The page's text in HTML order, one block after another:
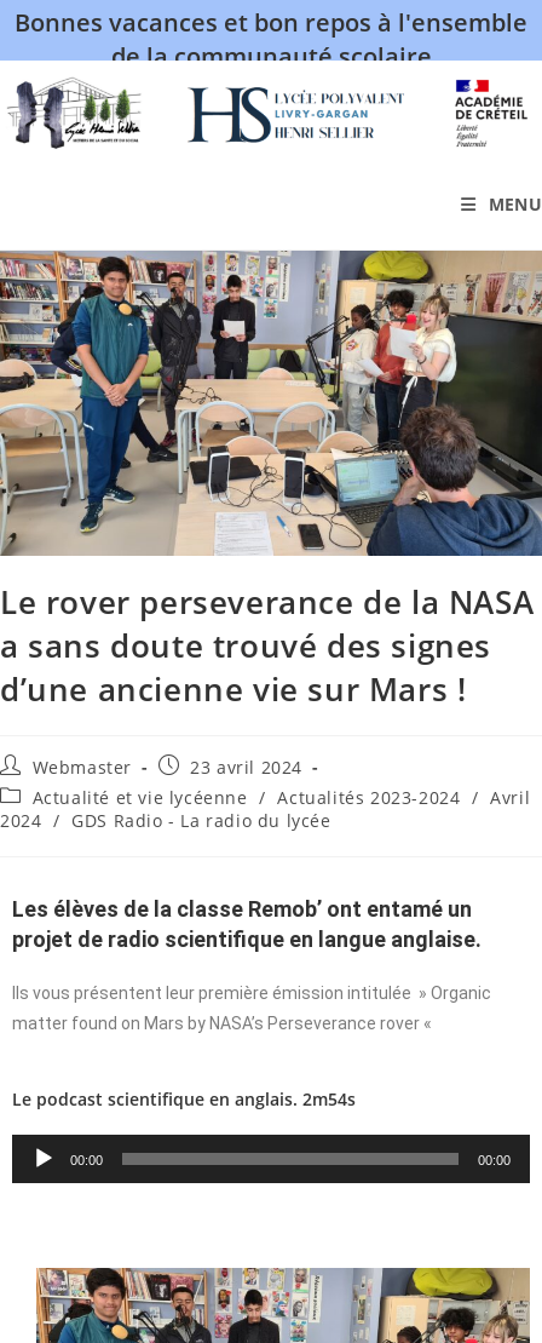
Bonnes vacances et bon repos à l'ensemble
de la communauté scolaire
MENU
Le rover perseverance de la NASA
a sans doute trouvé des signes
d’une ancienne vie sur Mars !
Webmaster
23 avril 2024
Actualité et vie lycéenne / Actualités 2023-2024 / Avril
2024 / GDS Radio - La radio du lycée
Les élèves de la classe Remob’ ont entamé un
projet de radio scientifique en langue anglaise.
Ils vous présentent leur première émission intitulée » Organic
matter found on Mars by NASA’s Perseverance rover «
Le podcast scientifique en anglais. 2m54s
Lecteur
audio
00:00 00:00